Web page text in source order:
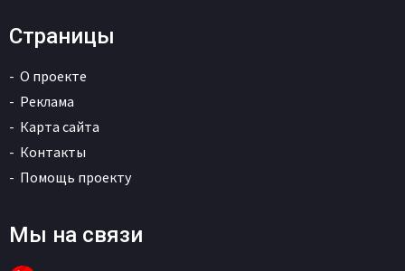
Страницы
О проекте
Реклама
Карта сайта
Контакты
Помощь проекту
Мы на связи